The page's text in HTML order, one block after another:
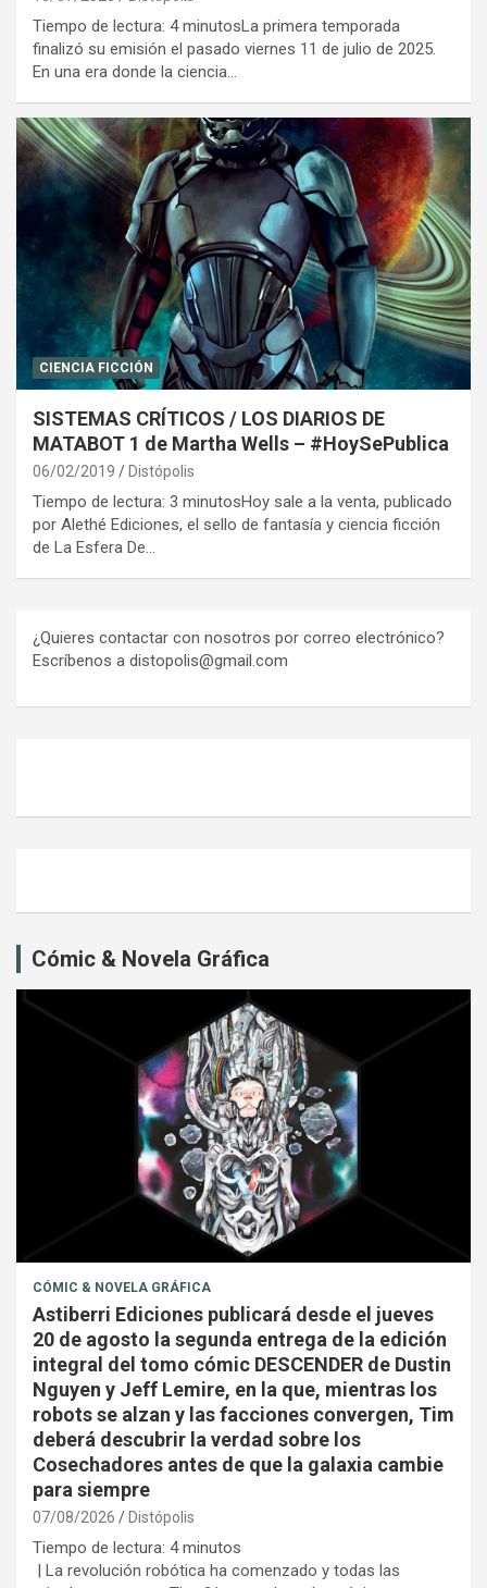
Tiempo de lectura: 4 minutosLa primera temporada
finalizó su emisión el pasado viernes 11 de julio de 2025.
En una era donde la ciencia…
CIENCIA FICCIÓN
SISTEMAS CRÍTICOS / LOS DIARIOS DE
MATABOT 1 de Martha Wells – #HoySePublica
06/02/2019 Distópolis
Tiempo de lectura: 3 minutosHoy sale a la venta, publicado
por Alethé Ediciones, el sello de fantasía y ciencia ficción
de La Esfera De…
¿Quieres contactar con nosotros por correo electrónico?
Escríbenos a distopolis@gmail.com
Cómic & Novela Gráfica
CÓMIC & NOVELA GRÁFICA
Astiberri Ediciones publicará desde el jueves
20 de agosto la segunda entrega de la edición
integral del tomo cómic DESCENDER de Dustin
Nguyen y Jeff Lemire, en la que, mientras los
robots se alzan y las facciones convergen, Tim
deberá descubrir la verdad sobre los
Cosechadores antes de que la galaxia cambie
para siempre
07/08/2026 Distópolis
Tiempo de lectura: 4 minutos
| La revolución robótica ha comenzado y todas las